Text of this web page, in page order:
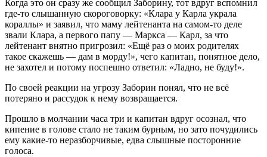
Когда это он сразу же сообщил Заборину, тот вдруг вспомнил
где-то слышанную скороговорку: «Клара у Карла украла
кораллы» и заявил, что маму лейтенанта на самом-то деле
звали Клара, а первого папу — Маркса — Карл, за что
лейтенант внятно пригрозил: «Ещё раз о моих родителях
такое скажешь — дам в морду!», чего капитан, понятное дело,
не захотел и потому поспешно ответил: «Ладно, не буду!».
По своей реакции на угрозу Заборин понял, что не всё
потеряно и рассудок к нему возвращается.
Прошло в молчании часа три и капитан вдруг осознал, что
кипение в голове стало не таким бурным, но зато почудились
ему какие-то неразборчивые, едва слышные посторонние
голоса.